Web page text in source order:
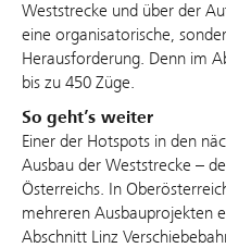
Weststrecke und über der
eine organisatorische,
Herausforderung. Denn im
bis zu 450 Züge.
So geht’s weiter
Einer der Hotspots in den
Ausbau der Weststrecke –
Österreichs. In
mehreren Ausbauprojekten
Abschnitt Linz